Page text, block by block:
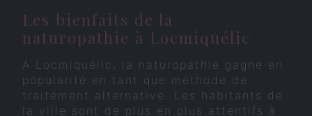
Les bienfaits de la
naturopathie à Locmiquélic
A Locmiquélic, la naturopathie gagne en
popularité en tant que méthode de
traitement alternative. Les habitants de
la ville sont de plus en plus attentifs à